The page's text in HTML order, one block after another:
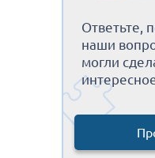
Ответьте,
наши
могли